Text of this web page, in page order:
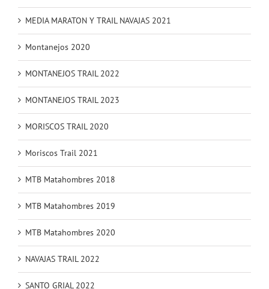
MEDIA MARATON Y TRAIL NAVAJAS 2021
Montanejos 2020
MONTANEJOS TRAIL 2022
MONTANEJOS TRAIL 2023
MORISCOS TRAIL 2020
Moriscos Trail 2021
MTB Matahombres 2018
MTB Matahombres 2019
MTB Matahombres 2020
NAVAJAS TRAIL 2022
SANTO GRIAL 2022